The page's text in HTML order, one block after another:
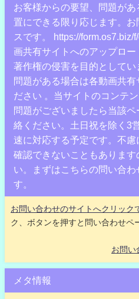
お客様からの要望、問題が
置にできる限り応じます。
スです。 https://form.os7.biz/
画共有サイトへのアップロー
著作権の侵害を目的として
問題がある場合は各動画共有
ださい 。当サイトのコンテ
問題がございましたら当該
絡ください。土日祝を除く3
速に対応する予定です。不
確認できないこともあります
い。まずはこちらの問い合
す。
お問い合わせのサイトへクリック
ク、ボタンを押すと問い合わせペ
お問い
メタ情報